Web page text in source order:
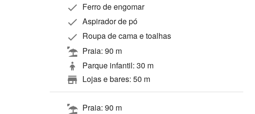
Ferro de engomar
Aspirador de pó
Roupa de cama e toalhas
Praia: 90 m
Parque infantil: 30 m
Lojas e bares: 50 m
Praia: 90 m